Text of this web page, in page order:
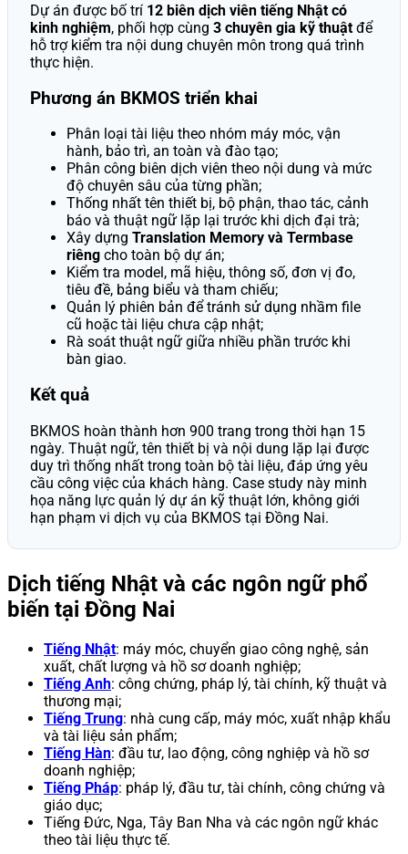
Dự án được bố trí 12 biên dịch viên tiếng Nhật có
kinh nghiệm, phối hợp cùng 3 chuyên gia kỹ thuật để
hỗ trợ kiểm tra nội dung chuyên môn trong quá trình
thực hiện.
Phương án BKMOS triển khai
Phân loại tài liệu theo nhóm máy móc, vận
hành, bảo trì, an toàn và đào tạo;
Phân công biên dịch viên theo nội dung và mức
độ chuyên sâu của từng phần;
Thống nhất tên thiết bị, bộ phận, thao tác, cảnh
báo và thuật ngữ lặp lại trước khi dịch đại trà;
Xây dựng Translation Memory và Termbase
riêng cho toàn bộ dự án;
Kiểm tra model, mã hiệu, thông số, đơn vị đo,
tiêu đề, bảng biểu và tham chiếu;
Quản lý phiên bản để tránh sử dụng nhầm file
cũ hoặc tài liệu chưa cập nhật;
Rà soát thuật ngữ giữa nhiều phần trước khi
bàn giao.
Kết quả
BKMOS hoàn thành hơn 900 trang trong thời hạn 15
ngày. Thuật ngữ, tên thiết bị và nội dung lặp lại được
duy trì thống nhất trong toàn bộ tài liệu, đáp ứng yêu
cầu công việc của khách hàng. Case study này minh
họa năng lực quản lý dự án kỹ thuật lớn, không giới
hạn phạm vi dịch vụ của BKMOS tại Đồng Nai.
Dịch tiếng Nhật và các ngôn ngữ phổ
biến tại Đồng Nai
Tiếng Nhật: máy móc, chuyển giao công nghệ, sản
xuất, chất lượng và hồ sơ doanh nghiệp;
Tiếng Anh: công chứng, pháp lý, tài chính, kỹ thuật và
thương mại;
Tiếng Trung: nhà cung cấp, máy móc, xuất nhập khẩu
và tài liệu sản phẩm;
Tiếng Hàn: đầu tư, lao động, công nghiệp và hồ sơ
doanh nghiệp;
Tiếng Pháp: pháp lý, đầu tư, tài chính, công chứng và
giáo dục;
Tiếng Đức, Nga, Tây Ban Nha và các ngôn ngữ khác
theo tài liệu thực tế.